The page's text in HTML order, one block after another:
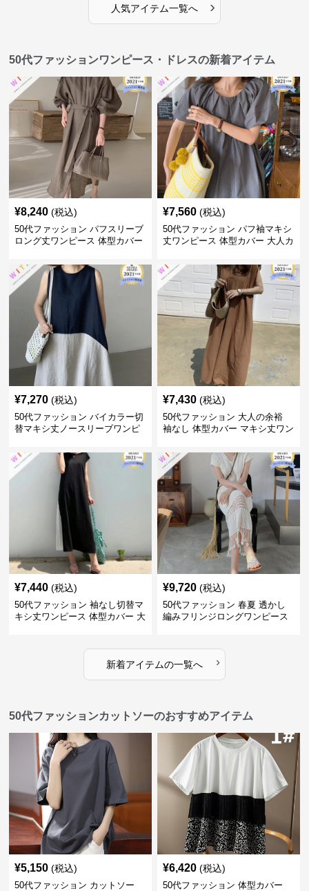
人気アイテム一覧へ ›
50代ファッションワンピース・ドレスの新着アイテム
¥8,240 (税込)
50代ファッション パフスリーブ
ロング丈ワンピース 体型カバー
¥7,560 (税込)
50代ファッション パフ袖マキシ
丈ワンピース 体型カバー 大人カ
¥7,270 (税込)
50代ファッション バイカラー切
替マキシ丈ノースリーブワンピ
¥7,430 (税込)
50代ファッション 大人の余裕
袖なし 体型カバー マキシ丈ワン
¥7,440 (税込)
50代ファッション 袖なし切替マ
キシ丈ワンピース 体型カバー 大
¥9,720 (税込)
50代ファッション 春夏 透かし
編みフリンジロングワンピース
新着アイテムの一覧へ ›
50代ファッションカットソーのおすすめアイテム
¥5,150 (税込)
50代ファッション カットソー
¥6,420 (税込)
50代ファッション 体型カバー